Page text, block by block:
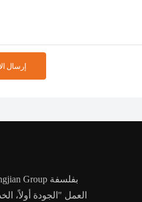
إرسال
العمل "الجودة أولاً،